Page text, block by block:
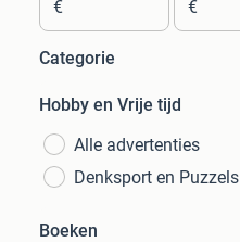
€ €
Categorie
Hobby en Vrije tijd
Alle advertenties
Denksport en Puzzels
Boeken